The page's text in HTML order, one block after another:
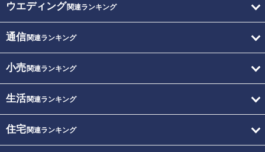
ウエディング関連ランキング
通信関連ランキング
小売関連ランキング
生活関連ランキング
住宅関連ランキング